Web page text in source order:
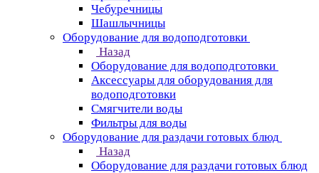
Чебуречницы
Шашлычницы
Оборудование для водоподготовки
Назад
Оборудование для водоподготовки
Аксессуары для оборудования для
водоподготовки
Смягчители воды
Фильтры для воды
Оборудование для раздачи готовых блюд
Назад
Оборудование для раздачи готовых блюд